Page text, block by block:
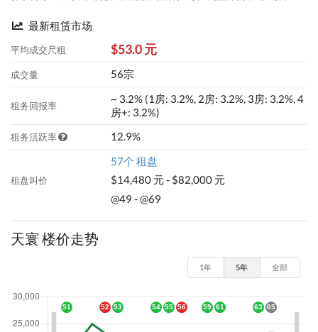
最新租赁市场
平均成交尺租 $53.0 元
成交量 56宗
租务回报率
~ 3.2% (1房: 3.2%, 2房: 3.2%, 3房: 3.2%, 4
房+: 3.2%)
租务活跃率 12.9%
租盘叫价
57个 租盘
$14,480 元 - $82,000 元
@49 - @69
天寰 楼价走势
1年 5年 全部